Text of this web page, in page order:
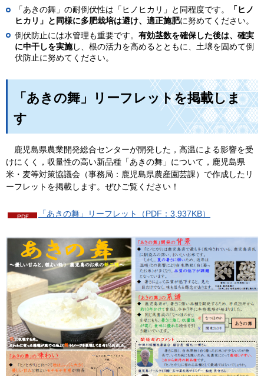
「あきの舞」の耐倒伏性は「ヒノヒカリ」と同程度です。
「ヒノ
ヒカリ」と同様に多肥栽培は避け、適正施肥に努めてください。
倒伏防止には水管理も重要です。 有効茎数を確保した後は、確実
に中干しを実施し、根の活力を高めるとともに、土壌を固めて倒
伏防止に努めてください。
「あきの舞」リーフレットを掲載しま
す
鹿児島県農業開発総合センターが開発した，高温による影響を受
けにくく，収量性の高い新品種「あきの舞」について，鹿児島県
米・麦等対策協議会（事務局：鹿児島県農産園芸課）で作成したリ
ーフレットを掲載します。ぜひご覧ください！
「あきの舞」リーフレット（PDF：3,937KB）